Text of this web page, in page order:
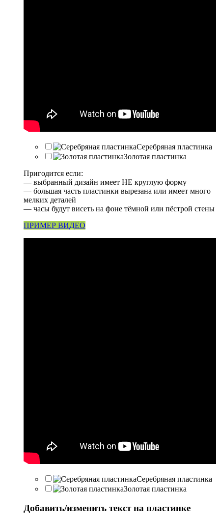
Серебряная пластинка
Золотая пластинка
Пригодится если:
— выбранный дизайн имеет НЕ круглую форму
— большая часть пластинки вырезана или имеет много
мелких деталей
— часы будут висеть на фоне тёмной или пёстрой стены
ПРИМЕР ВИДЕО
Серебряная пластинка
Золотая пластинка
Добавить/изменить текст на пластинке